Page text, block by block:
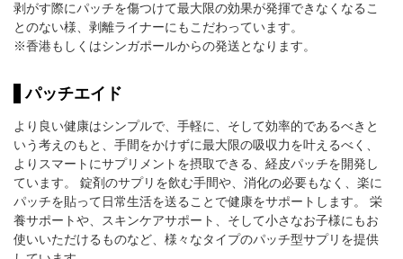
剥がす際にパッチを傷つけて最大限の効果が発揮できなくなるこ
とのない様、剥離ライナーにもこだわっています。
※香港もしくはシンガポールからの発送となります。
パッチエイド
より良い健康はシンプルで、手軽に、そして効率的であるべきと
いう考えのもと、手間をかけずに最大限の吸収力を叶えるべく、
よりスマートにサプリメントを摂取できる、経皮パッチを開発し
ています。 錠剤のサプリを飲む手間や、消化の必要もなく、楽に
パッチを貼って日常生活を送ることで健康をサポートします。 栄
養サポートや、スキンケアサポート、そして小さなお子様にもお
使いいただけるものなど、様々なタイプのパッチ型サプリを提供